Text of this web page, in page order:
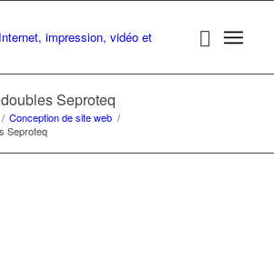
Seproteq
/ Conception de site web /
Seproteq